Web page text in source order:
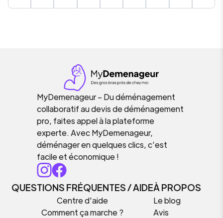
MyDemenageur – Du déménagement
collaboratif au devis de déménagement
pro, faites appel à la plateforme
experte. Avec MyDemenageur,
déménager en quelques clics, c’est
facile et économique !
QUESTIONS FRÉQUENTES / AIDE
Centre d'aide
Comment ça marche ?
À PROPOS
Le blog
Avis